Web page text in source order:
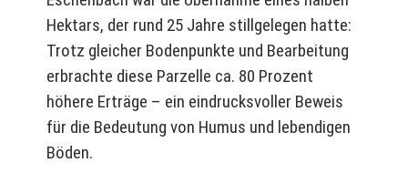
Hektars, der rund 25 Jahre stillgelegen hatte:
Trotz gleicher Bodenpunkte und Bearbeitung
erbrachte diese Parzelle ca. 80 Prozent
höhere Erträge – ein eindrucksvoller Beweis
für die Bedeutung von Humus und lebendigen
Böden.